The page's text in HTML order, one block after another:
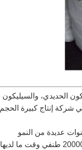
وتوريد السيليكون الحديدي، والسيليكون
شركة إنتاج كبيرة الحجم
في الصين مساحة إجمالية حوالي 15،000 مربع. مع سنوات عديدة من النمو
والتطوير، شركتنا لديها أفران الصهر المحلية المتقدمة،خطوط إنتاج كسارة وتفحص بإنتاج سنوي 20000 طنفي وقت ما لديها